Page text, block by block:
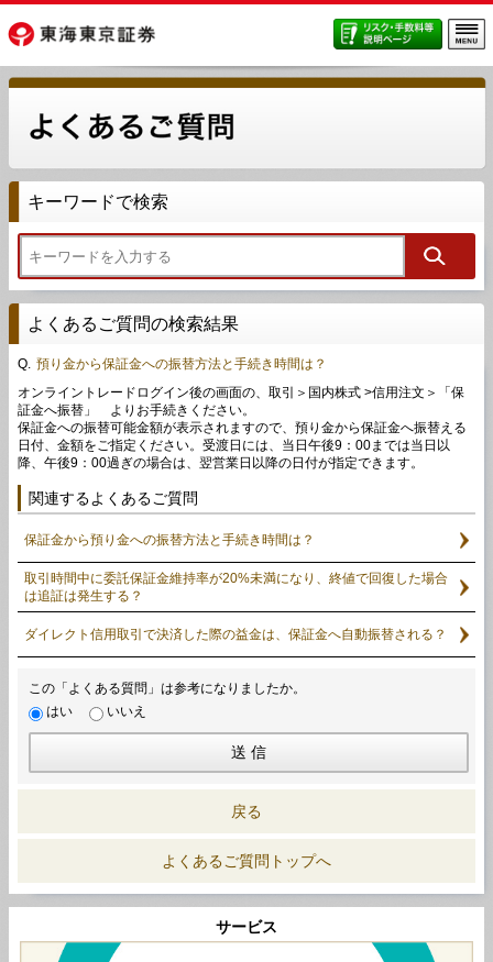
キーワードで検索
よくあるご質問の検索結果
Q. 預り金から保証金への振替方法と手続き時間は？
オンライントレードログイン後の画面の、取引＞国内株式 >信用注文＞「保
証金へ振替」 よりお手続きください。
保証金への振替可能金額が表示されますので、預り金から保証金へ振替える
日付、金額をご指定ください。受渡日には、当日午後9：00までは当日以
降、午後9：00過ぎの場合は、翌営業日以降の日付が指定できます。
関連するよくあるご質問
保証金から預り金への振替方法と手続き時間は？
取引時間中に委託保証金維持率が20%未満になり、終値で回復した場合
は追証は発生する？
ダイレクト信用取引で決済した際の益金は、保証金へ自動振替される？
この「よくある質問」は参考になりましたか。
はい
いいえ
戻る
よくあるご質問トップへ
サービス